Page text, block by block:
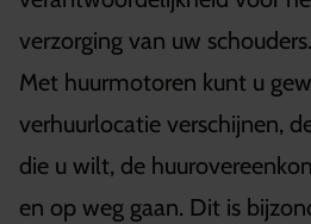
verzorging van uw schouders.
Met huurmotoren kunt u
verhuurlocatie verschijnen,
die u wilt, de
en op weg gaan. Dit is